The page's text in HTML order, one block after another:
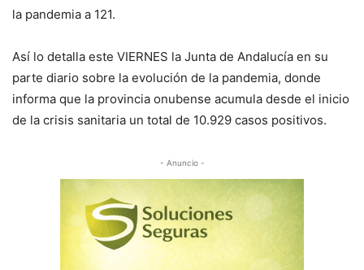
la pandemia a 121.
Así lo detalla este VIERNES la Junta de Andalucía en su
parte diario sobre la evolución de la pandemia, donde
informa que la provincia onubense acumula desde el inicio
de la crisis sanitaria un total de 10.929 casos positivos.
- Anuncio -